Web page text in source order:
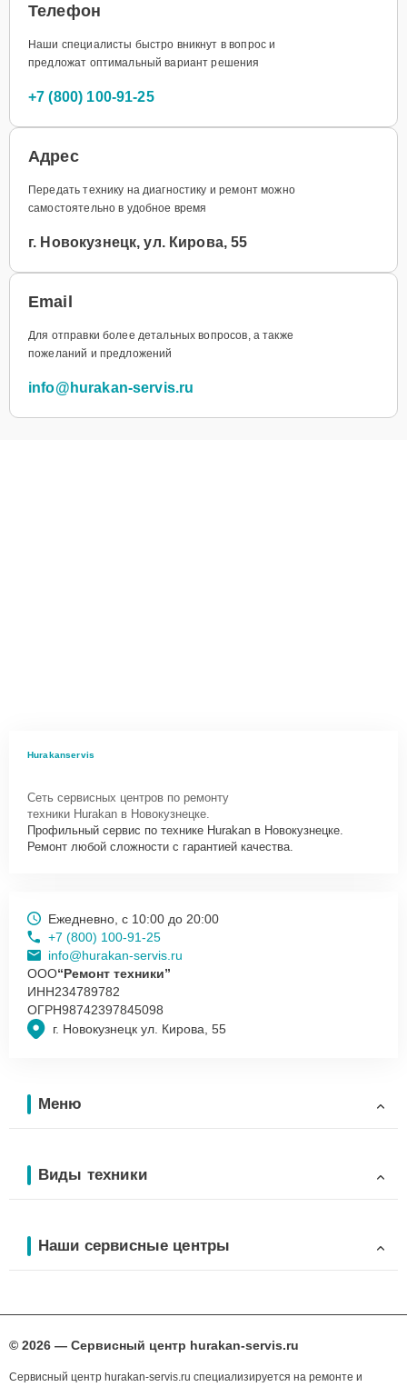
Телефон
Наши специалисты быстро вникнут в вопрос и
предложат оптимальный вариант решения
+7 (800) 100-91-25
Адрес
Передать технику на диагностику и ремонт можно
самостоятельно в удобное время
г. Новокузнецк, ул. Кирова, 55
Email
Для отправки более детальных вопросов, а также
пожеланий и предложений
info@hurakan-servis.ru
Hurakanservis
Сеть сервисных центров по ремонту
техники Hurakan в Новокузнецке.
Профильный сервис по технике Hurakan в Новокузнецке.
Ремонт любой сложности с гарантией качества.
г. Новокузнецк ул. Кирова, 55
Ежедневно, с 10:00 до 20:00
+7 (800) 100-91-25
info@hurakan-servis.ru
ООО“Ремонт техники”
ИНН234789782
ОГРН98742397845098
Меню
Виды техники
Наши сервисные центры
© 2026 — Сервисный центр hurakan-servis.ru
Сервисный центр hurakan-servis.ru специализируется на ремонте и